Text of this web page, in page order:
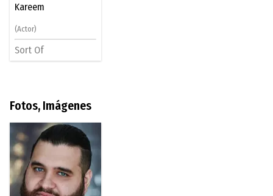
Kareem
(Actor)
Sort Of
Fotos, Imágenes